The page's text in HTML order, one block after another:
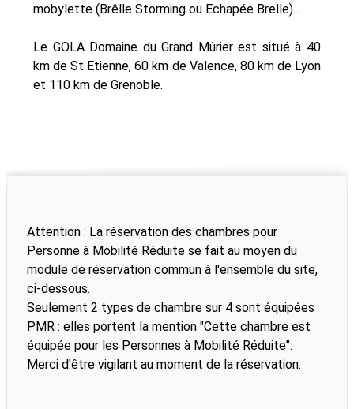
mobylette (Brêlle Storming ou Echapée Brelle)…
Le GOLA Domaine du Grand Mûrier est situé à 40
km de St Etienne, 60 km de Valence, 80 km de Lyon
et 110 km de Grenoble.
Attention : La réservation des chambres pour
Personne à Mobilité Réduite se fait au moyen du
module de réservation commun à l'ensemble du site,
ci-dessous.
Seulement 2 types de chambre sur 4 sont équipées
PMR : elles portent la mention "Cette chambre est
équipée pour les Personnes à Mobilité Réduite".
Merci d'être vigilant au moment de la réservation.